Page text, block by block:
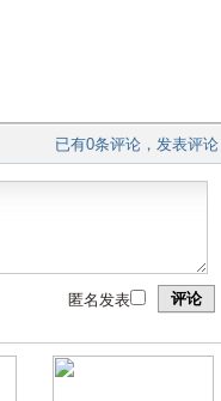
已有0条评论，发表评论
评论
匿名发表